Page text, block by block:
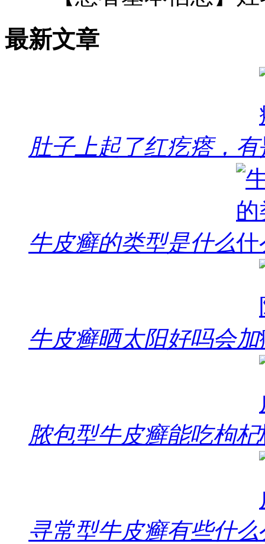
最新文章
肚子上起了红疙瘩，有
牛皮癣的类型是什么
牛皮癣晒太阳好吗会加
脓包型牛皮癣能吃枸杞
寻常型牛皮癣有些什么